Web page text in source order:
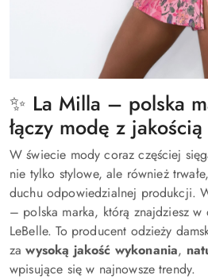
✨ La Milla – polska
łączy modę z jakością
W świecie mody coraz częściej
nie tylko stylowe, ale również
duchu odpowiedzialnej produkcji.
– polska marka, którą znajdziesz
LeBelle. To producent odzieży
zawysoką jakość wykonania,
wpisujące się w najnowsze trendy.